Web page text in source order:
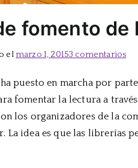
fomento de
el marzo 1, 20153 comentariosen
de
de
puesto en marcha por
fomentar la lectura a
los organizadores de la
idea es que las librerías